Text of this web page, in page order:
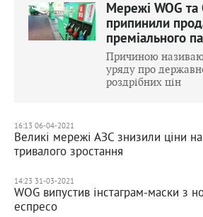
Мережі WOG
припинили
преміального
Причиною
уряду про
роздрібних цін
16:13 06-04-2021
Великі мережі АЗС знизили ціни
тривалого зростання
14:23 31-03-2021
WOG випустив інстаграм-маски з
еспресо